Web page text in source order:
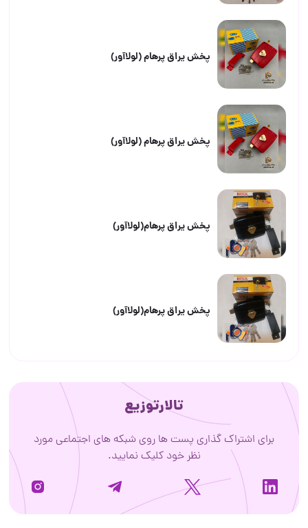
پخش یراق پرهام (لولاآور)
پخش یراق پرهام (لولاآور)
پخش یراق پرهام(لولاآور)
پخش یراق پرهام(لولاآور)
تالارتوزیع
برای اشتراک گذاری پست ها روی شبکه های اجتماعی مورد
نظر خود کلیک نمایید.